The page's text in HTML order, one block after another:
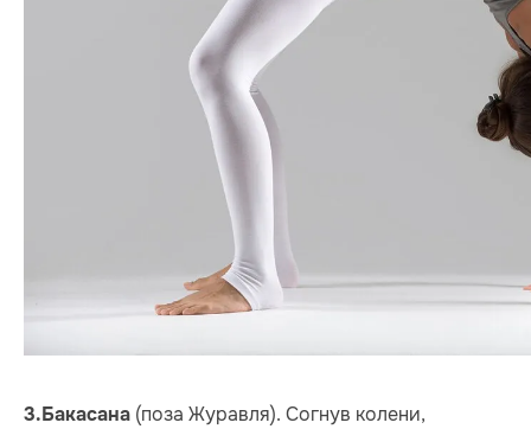
3.Бакасана (поза Журавля). Согнув колени,